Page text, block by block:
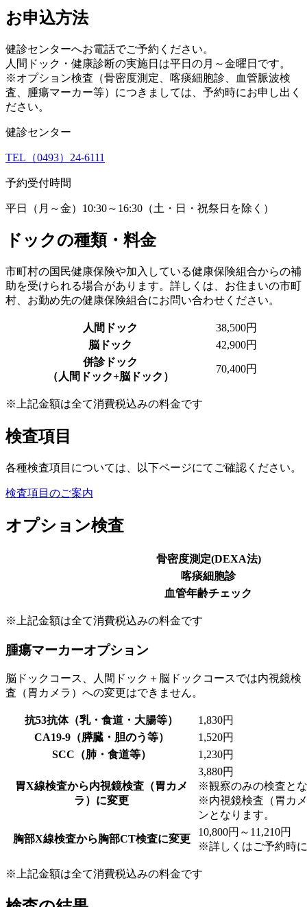
お申込方法
健診センターへお電話でご予約ください。
人間ドック・健康診断の実施日は平日の月～金曜日です。
※オプション検査（骨密度測定、喀痰細胞診、血管脈波検
査、腫瘍マーカー等）につきましては、予約時にお申し出く
ださい。
健診センター
TEL（0493）24-6111
予約受付時間
平日（月～金）10:30～16:30（土・日・祝祭日を除く）
ドックの種類・料金
市町村の国民健康保険や加入している健康保険組合からの補
助を受けられる場合があります。詳しくは、お住まいの市町
村、 お勤め先の健康保険組合にお問い合わせください。
人間ドック
38,500円
脳ドック
42,900円
併診ドック
（人間ドック+脳ドック）
70,400円
※上記金額は全て消費税込みの料金です
検査項目
各種検査項目については、以下ページにてご確認ください。
検査項目のご案内
オプション検査
骨密度測定(DEXA法)
喀痰細胞診
血管年齢チェック
※上記金額は全て消費税込みの料金です
腫瘍マーカーオプション
脳ドックコース、人間ドック＋脳ドックコースでは内視鏡検
査（胃カメラ）への変更はできません。
抗53抗体（乳・食道・大腸等）
1,830円
CA19-9（膵臓・胆のう等）
1,520円
SCC（肺・食道等）
1,230円
胃X線検査から内視鏡検査（胃カメ
ラ）に変更
3,880円
※観察のみの検査と
※内視鏡検査（胃カ
ンとなります。
胸部X線検査から胸部CT検査に変更
10,800円～11,210円
※詳しくはご予約時
※上記金額は全て消費税込みの料金です